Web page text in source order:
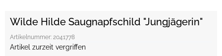
Wilde Hilde Saugnapfschild "Jungjägerin"
Artikelnummer: 2041778
Artikel zurzeit vergriffen